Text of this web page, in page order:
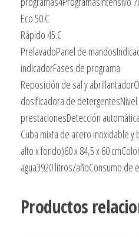
Eco 50.C
Rápido 45.C
PrelavadoPanel de
indicadorFases de programa
Reposición de sal y
dosificadora de
prestacionesDetección
Cuba mixta de acero inoxidable
alto x fondo)60 x 84,5 x 60
agua3920 litros/añoConsumo de
Productos